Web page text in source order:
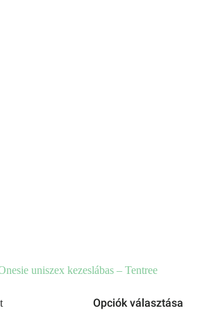
uniszex kezeslábas – Tentree
Opciók választása